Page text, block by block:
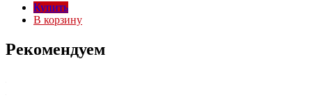
Купить
В корзину
Рекомендуем